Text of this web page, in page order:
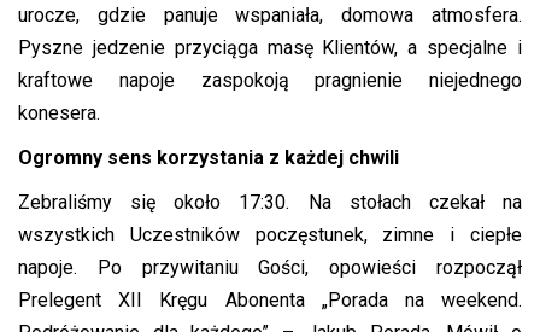
urocze, gdzie panuje wspaniała, domowa atmosfera.
Pyszne jedzenie przyciąga masę Klientów, a specjalne i
kraftowe napoje zaspokoją pragnienie niejednego
konesera.
Ogromny sens korzystania z każdej chwili
Zebraliśmy się około 17:30. Na stołach czekał na
wszystkich Uczestników poczęstunek, zimne i ciepłe
napoje. Po przywitaniu Gości, opowieści rozpoczął
Prelegent XII Kręgu Abonenta „Porada na weekend.